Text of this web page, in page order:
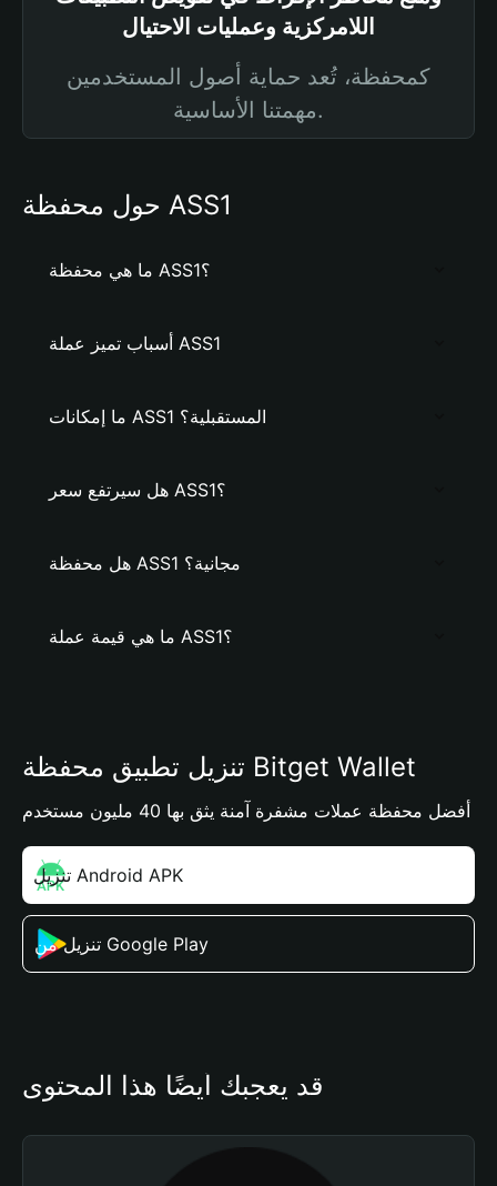
اللامركزية وعمليات الاحتيال
كمحفظة، تُعد حماية أصول المستخدمين
مهمتنا الأساسية.
حول محفظة ASS1
ما هي محفظة ASS1؟
أسباب تميز عملة ASS1
ما إمكانات ASS1 المستقبلية؟
هل سيرتفع سعر ASS1؟
هل محفظة ASS1 مجانية؟
ما هي قيمة عملة ASS1؟
تنزيل تطبيق محفظة Bitget Wallet
أفضل محفظة عملات مشفرة آمنة يثق بها 40 مليون مستخدم
تنزيل Android APK
تنزيل من Google Play
قد يعجبك أيضًا هذا المحتوى